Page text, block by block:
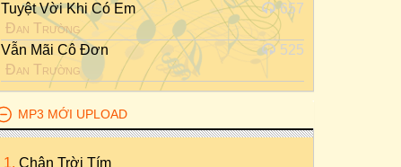
Tuyệt Vời Khi Có Em
Đan Trường
657
Vẫn Mãi Cô Đơn
Đan Trường
525
MP3 MỚI UPLOAD
Chân Trời Tím